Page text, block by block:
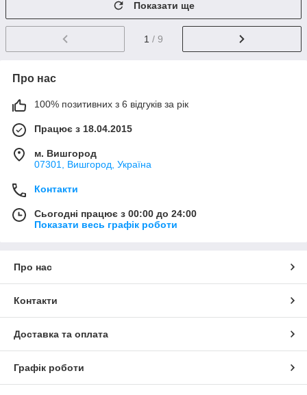
Показати ще
1 / 9
Про нас
100% позитивних з 6 відгуків за рік
Працює з 18.04.2015
м. Вишгород
07301, Вишгород, Україна
Контакти
Сьогодні працює з 00:00 до 24:00
Показати весь графік роботи
Про нас
Контакти
Доставка та оплата
Графік роботи